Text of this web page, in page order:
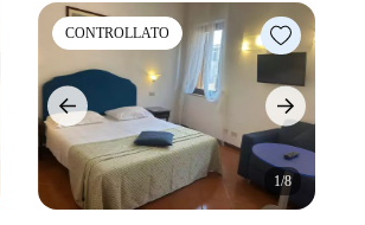
CONTROLLATO
1/8